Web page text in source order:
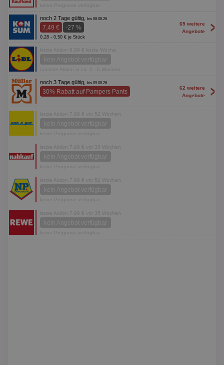
keine Prognose verfügbar
noch 2 Tage gültig, bis 08.08.26
7,49 € -27 %
0,28 - 0,50 € je Stück
65 weitere
Angebote
>
letzte Aktion 9,99 € letzte Woche
kein Angebot verfügbar
nächste Aktion in ca. 5 - 6 Wochen
noch 3 Tage gültig, bis 09.08.26
30% Rabatt auf Pampers Pants
62 weitere
Angebote
>
letzte Aktion 7,99 € vor 52 Wochen
kein Angebot verfügbar
keine Prognose verfügbar
letzte Aktion 7,99 € vor 38 Wochen
kein Angebot verfügbar
keine Prognose verfügbar
letzte Aktion 7,99 € vor 52 Wochen
kein Angebot verfügbar
keine Prognose verfügbar
letzte Aktion 7,99 € vor 35 Wochen
kein Angebot verfügbar
keine Prognose verfügbar